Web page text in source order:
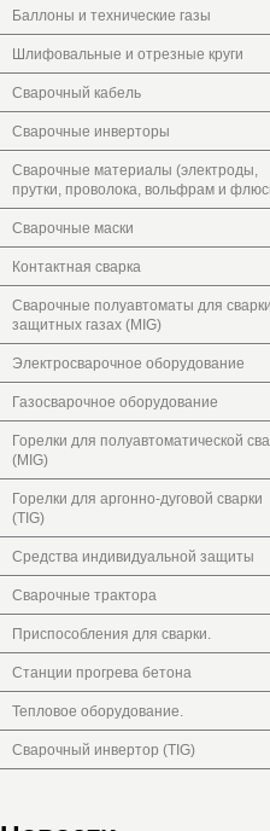
Баллоны и технические газы
Шлифовальные и отрезные круги
Сварочный кабель
Сварочные инверторы
Сварочные материалы (электроды,
прутки, проволока, вольфрам и
Сварочные маски
Контактная сварка
Сварочные полуавтоматы для
защитных газах (MIG)
Электросварочное оборудование
Газосварочное оборудование
Горелки для полуавтоматической
(MIG)
Горелки для аргонно-дуговой сварки
(TIG)
Средства индивидуальной защиты
Сварочные трактора
Приспособления для сварки.
Станции прогрева бетона
Тепловое оборудование.
Сварочный инвертор (TIG)